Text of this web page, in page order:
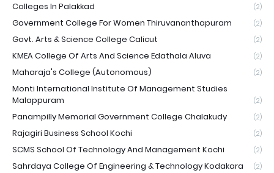
Colleges In Palakkad (2)
Government College For Women Thiruvananthapuram (2)
Govt. Arts & Science College Calicut (2)
KMEA College Of Arts And Science Edathala Aluva (2)
Maharaja's College (Autonomous) (2)
Monti International Institute Of Management Studies
Malappuram
(2)
Panampilly Memorial Government College Chalakudy (2)
Rajagiri Business School Kochi (2)
SCMS School Of Technology And Management Kochi (2)
Sahrdaya College Of Engineering & Technology Kodakara (2)